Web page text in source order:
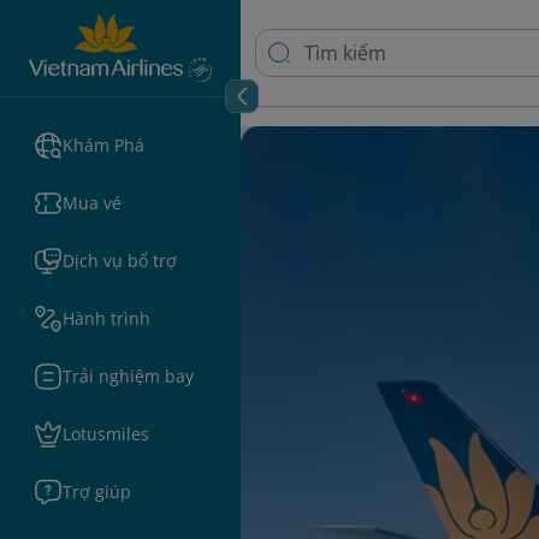
Khám Phá
Mua vé
Dịch vụ bổ trợ
Hành trình
Trải nghiệm bay
Lotusmiles
Trợ giúp